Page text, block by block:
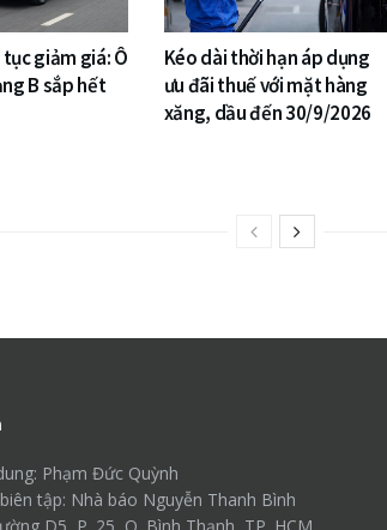
tục giảm giá: Ô
B sắp hết
Kéo dài thời hạn áp dụng
ưu đãi thuế với mặt hàng
xăng, dầu đến 30/9/2026
Phạm Đức Quỳnh
tập: Nhà báo Nguyễn Thanh Bình